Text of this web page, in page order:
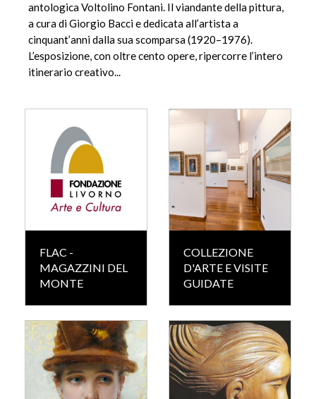
antologica Voltolino Fontani. Il viandante della pittura,
a cura di Giorgio Bacci e dedicata all’artista a
cinquant’anni dalla sua scomparsa (1920–1976).
L’esposizione, con oltre cento opere, ripercorre l’intero
itinerario creativo...
FLAC -
MAGAZZINI DEL
MONTE
COLLEZIONE
D'ARTE E VISITE
GUIDATE